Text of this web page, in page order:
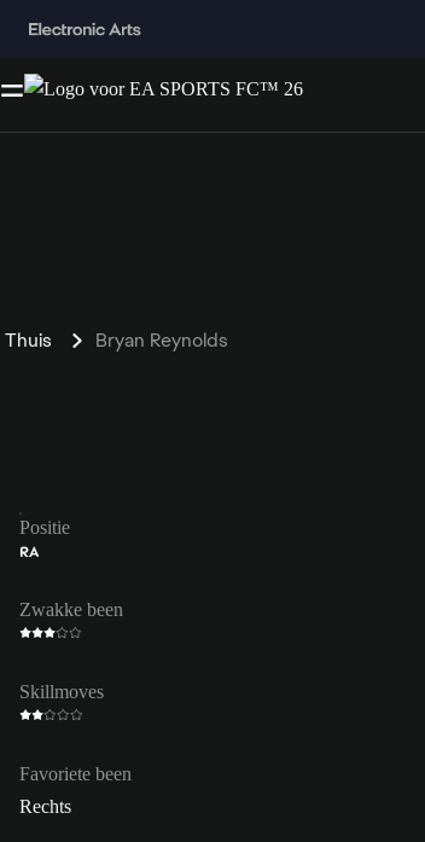
Thuis Bryan Reynolds
Positie
RA
Zwakke been
Skillmoves
Favoriete been
Rechts